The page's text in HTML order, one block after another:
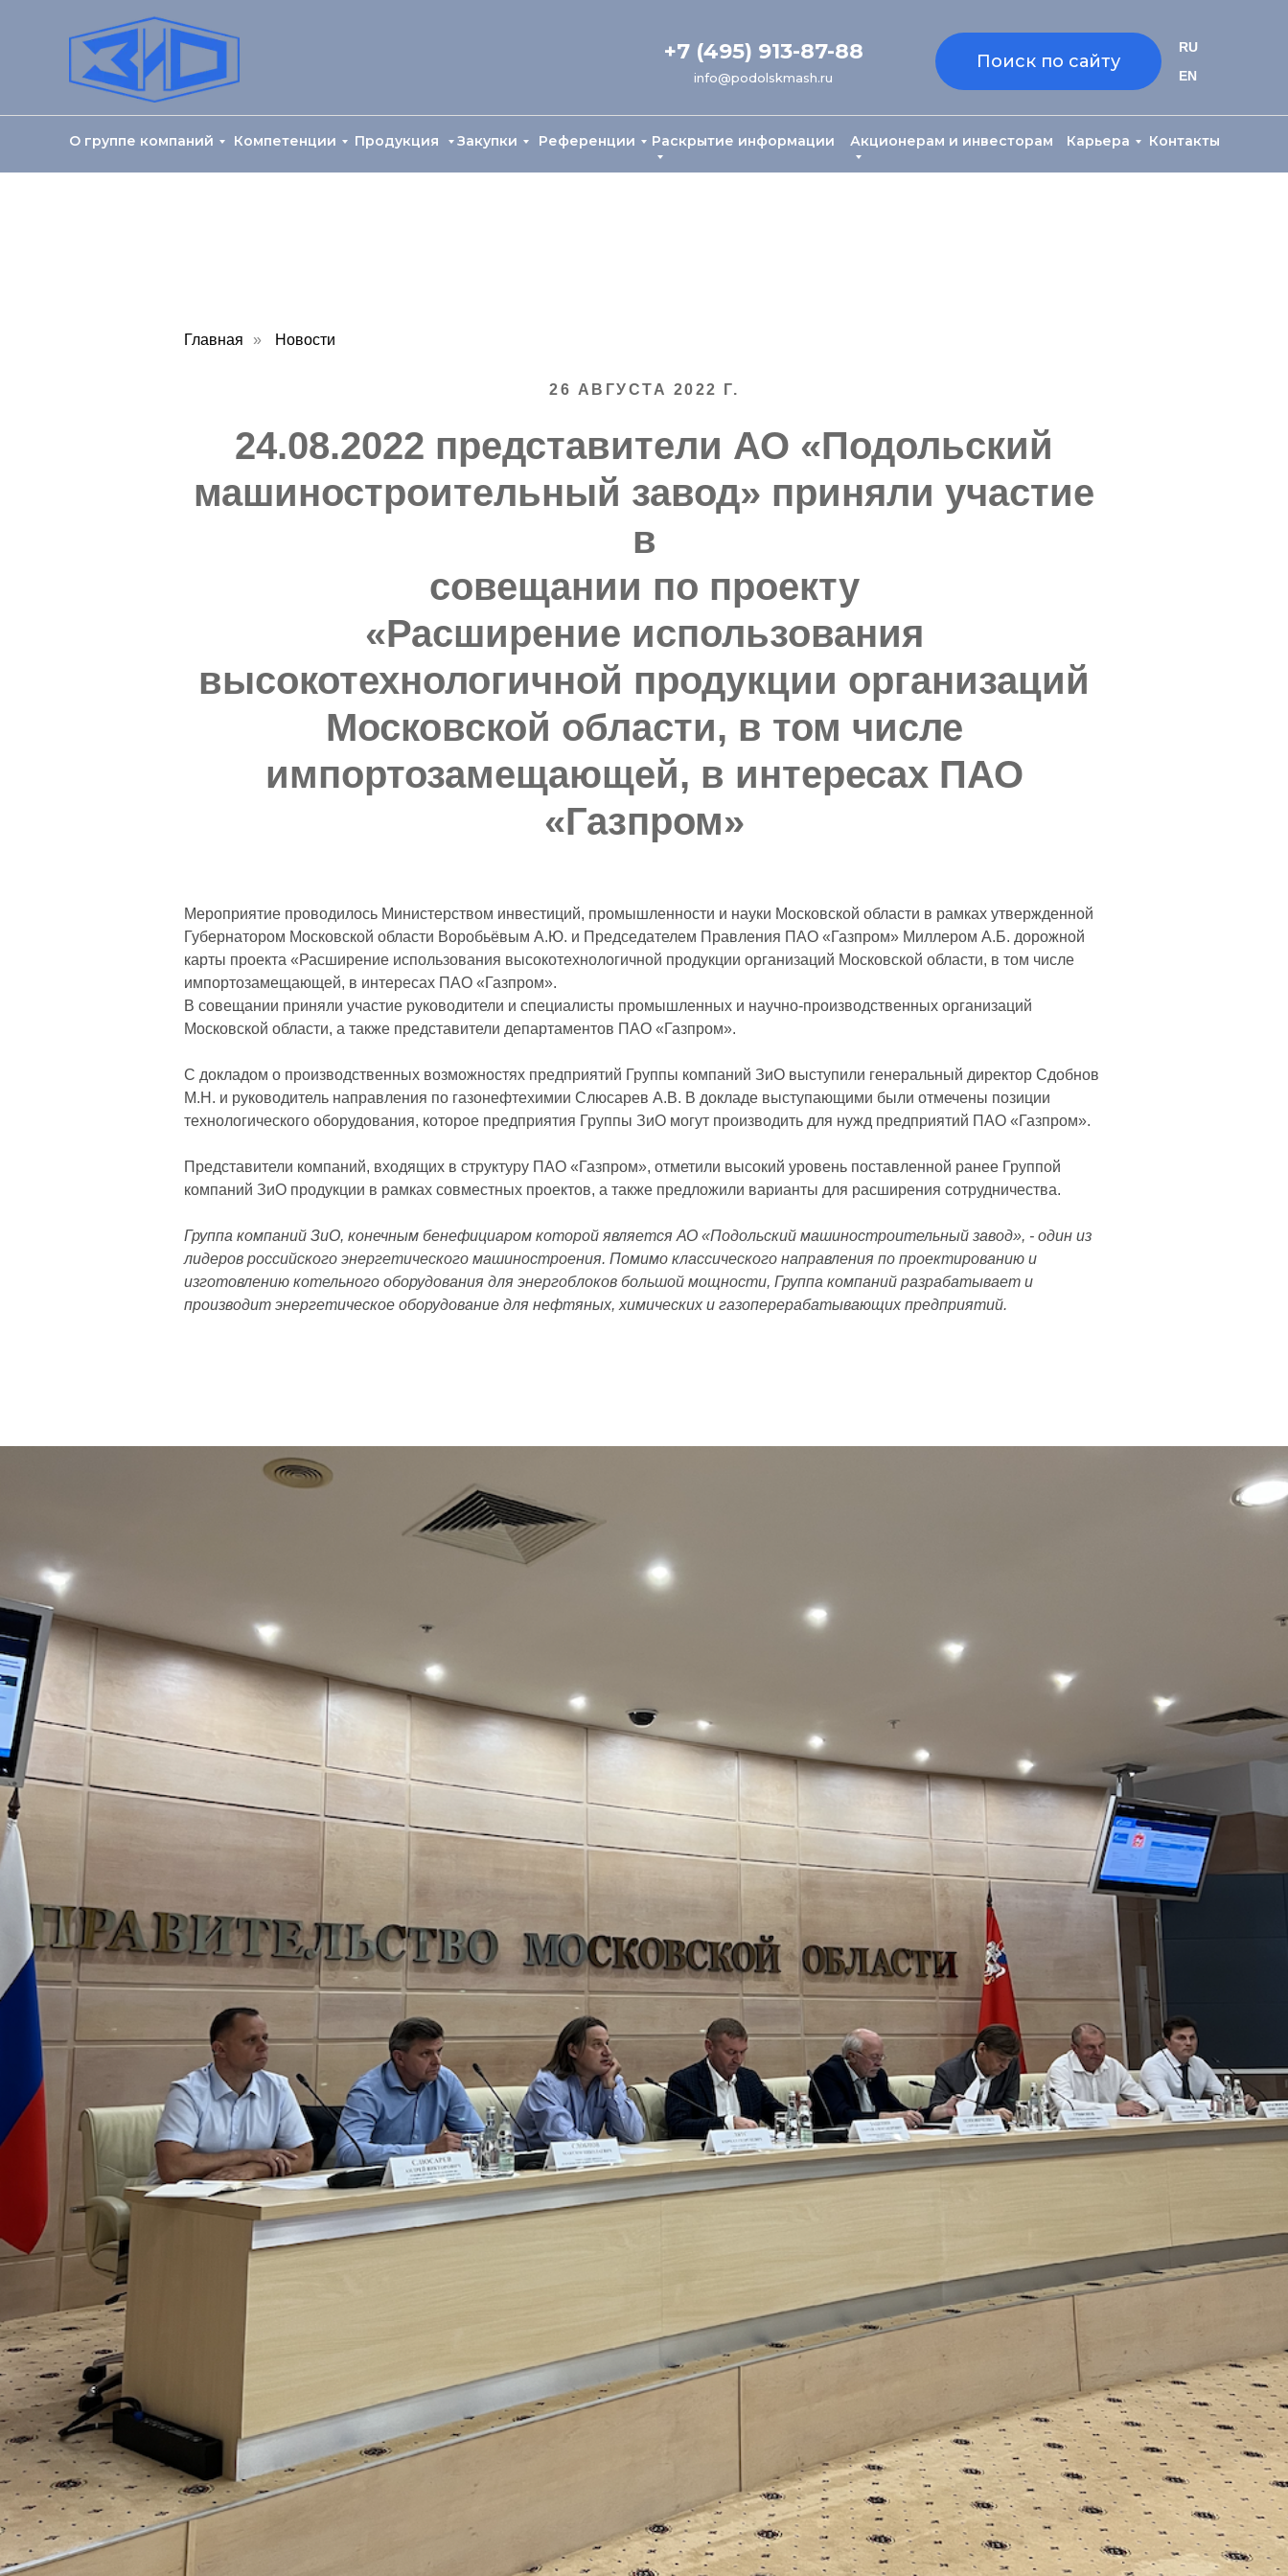
info@podolskmash.ru
Поиск по сайту
+7 (495) 913-87-88
Контакты
Раскрытие информации Карьера
Акционерам и инвесторам
Референции
Продукция Закупки
Компетенции
О группе компаний
RU
EN
Главная » Новости
26 АВГУСТА 2022 Г.
24.08.2022 представители АО «Подольский
машиностроительный завод» приняли участие
в
совещании по проекту
«Расширение использования
высокотехнологичной продукции организаций
Московской области, в том числе
импортозамещающей, в интересах ПАО
«Газпром»
Мероприятие проводилось Министерством инвестиций, промышленности и науки Московской области в рамках утвержденной
Губернатором Московской области Воробьёвым А.Ю. и Председателем Правления ПАО «Газпром» Миллером А.Б. дорожной
карты проекта «Расширение использования высокотехнологичной продукции организаций Московской области, в том числе
импортозамещающей, в интересах ПАО «Газпром».
В совещании приняли участие руководители и специалисты промышленных и научно-производственных организаций
Московской области, а также представители департаментов ПАО «Газпром».
С докладом о производственных возможностях предприятий Группы компаний ЗиО выступили генеральный директор Сдобнов
М.Н. и руководитель направления по газонефтехимии Слюсарев А.В. В докладе выступающими были отмечены позиции
технологического оборудования, которое предприятия Группы ЗиО могут производить для нужд предприятий ПАО «Газпром».
Представители компаний, входящих в структуру ПАО «Газпром», отметили высокий уровень поставленной ранее Группой
компаний ЗиО продукции в рамках совместных проектов, а также предложили варианты для расширения сотрудничества.
Группа компаний ЗиО, конечным бенефициаром которой является АО «Подольский машиностроительный завод», - один из
лидеров российского энергетического машиностроения. Помимо классического направления по проектированию и
изготовлению котельного оборудования для энергоблоков большой мощности, Группа компаний разрабатывает и
производит энергетическое оборудование для нефтяных, химических и газоперерабатывающих предприятий.